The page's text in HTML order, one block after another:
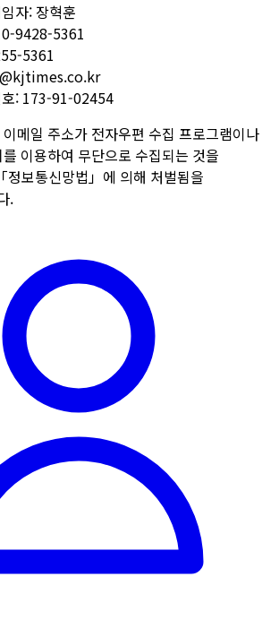
자: 장혁훈
9428-5361
5361
: 173-91-02454
메일 주소가 전자우편 수집 프로그램이나
이용하여 무단으로 수집되는 것을
정보통신망법」에 의해 처벌됨을
.